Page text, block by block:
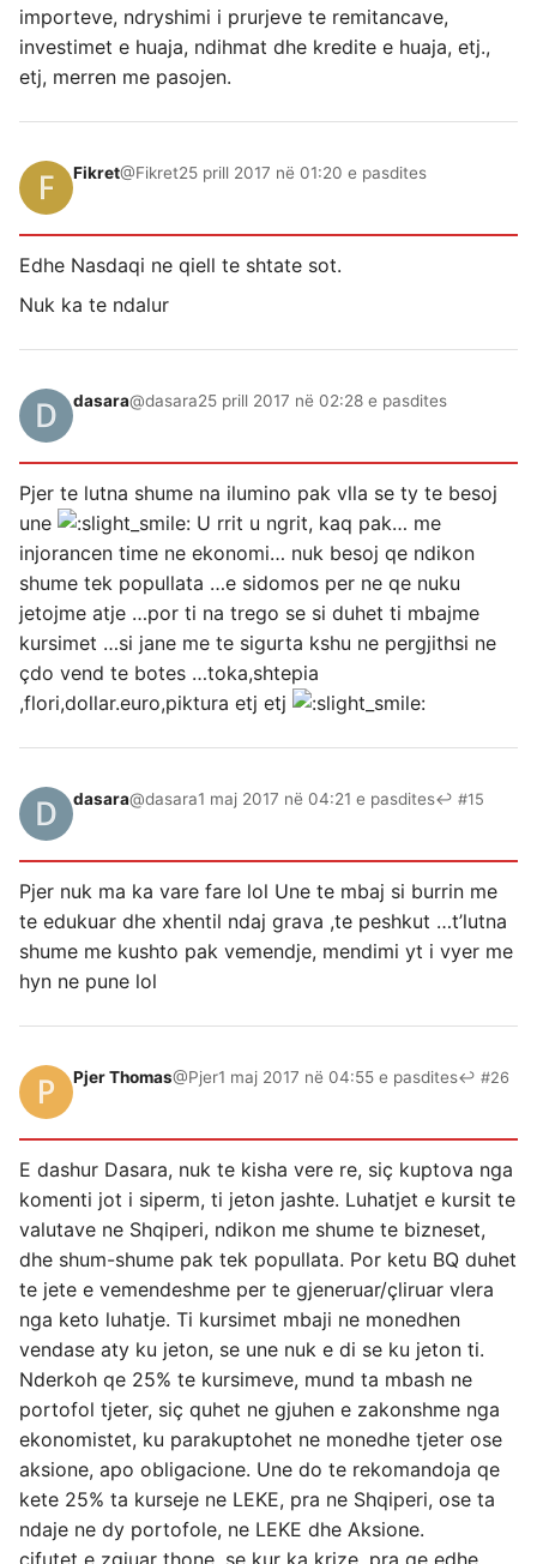
importeve, ndryshimi i prurjeve te remitancave,
investimet e huaja, ndihmat dhe kredite e huaja, etj.,
etj, merren me pasojen.
Fikret@Fikret25 prill 2017 në 01:20 e pasdites
Edhe Nasdaqi ne qiell te shtate sot.
Nuk ka te ndalur
dasara@dasara25 prill 2017 në 02:28 e pasdites
Pjer te lutna shume na ilumino pak vlla se ty te besoj
une
U rrit u ngrit, kaq pak… me
injorancen time ne ekonomi… nuk besoj qe ndikon
shume tek popullata …e sidomos per ne qe nuku
jetojme atje …por ti na trego se si duhet ti mbajme
kursimet …si jane me te sigurta kshu ne pergjithsi ne
çdo vend te botes …toka,shtepia
,flori,dollar.euro,piktura etj etj
dasara@dasara1 maj 2017 në 04:21 e pasdites↩ #15
Pjer nuk ma ka vare fare lol Une te mbaj si burrin me
te edukuar dhe xhentil ndaj grava ,te peshkut …t’lutna
shume me kushto pak vemendje, mendimi yt i vyer me
hyn ne pune lol
Pjer Thomas@Pjer1 maj 2017 në 04:55 e pasdites↩ #26
E dashur Dasara, nuk te kisha vere re, siç kuptova nga
komenti jot i siperm, ti jeton jashte. Luhatjet e kursit te
valutave ne Shqiperi, ndikon me shume te bizneset,
dhe shum-shume pak tek popullata. Por ketu BQ duhet
te jete e vemendeshme per te gjeneruar/çliruar vlera
nga keto luhatje. Ti kursimet mbaji ne monedhen
vendase aty ku jeton, se une nuk e di se ku jeton ti.
Nderkoh qe 25% te kursimeve, mund ta mbash ne
portofol tjeter, siç quhet ne gjuhen e zakonshme nga
ekonomistet, ku parakuptohet ne monedhe tjeter ose
aksione, apo obligacione. Une do te rekomandoja qe
kete 25% ta kurseje ne LEKE, pra ne Shqiperi, ose ta
ndaje ne dy portofole, ne LEKE dhe Aksione.
çifutet e zgjuar thone, se kur ka krize, pra qe edhe